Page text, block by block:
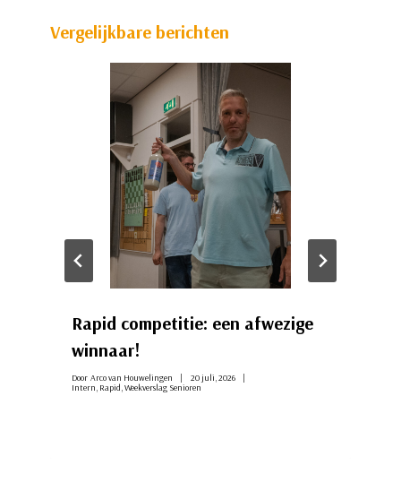
Vergelijkbare berichten
Rapid competitie: een afwezige
winnaar!
Door Arco van Houwelingen
20 juli, 2026
Intern, Rapid,Weekverslag Senioren